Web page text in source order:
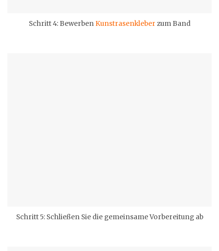
Schritt 4: Bewerben Kunstrasenkleber zum Band
Schritt 5: Schließen Sie die gemeinsame Vorbereitung ab